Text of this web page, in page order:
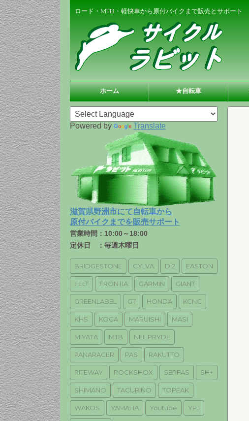
ロード・MTB・軽快車から原付バイクまで販売とサポート
ホーム ★自転車
Powered by Translate
滋賀県野洲市にて自転車から
原付バイクまでを販売サポート
営業時間：10:00～18:00
定休日 ：毎週木曜日
BRIDGESTONE CYLVA Di2 EASTON
FELT FRONTIA GARMIN GIANT
GREENLABEL GT HONDA KCNC
KHS KOGA MARUISHI MASI
MIYATA MTB NEILPRYDE
PANARACER PAS RAKUTTO
RITEWAY ROCKSHOX SERFAS SH+
SHIMANO TACURINO TOPEAK
WAKOS YAMAHA Youtube YPJ